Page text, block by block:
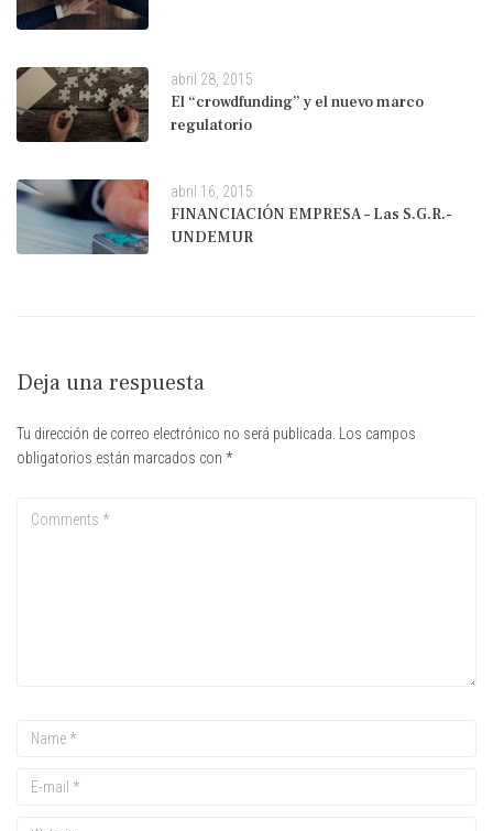
abril 28, 2015
El “crowdfunding” y el nuevo marco
regulatorio
abril 16, 2015
FINANCIACIÓN EMPRESA – Las S.G.R.-
UNDEMUR
Deja una respuesta
Tu dirección de correo electrónico no será publicada.
Los campos
obligatorios están marcados con *